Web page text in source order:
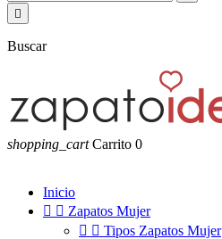

Buscar
shopping_cart Carrito 0
Inicio
  Zapatos Mujer
  Tipos Zapatos Mujer